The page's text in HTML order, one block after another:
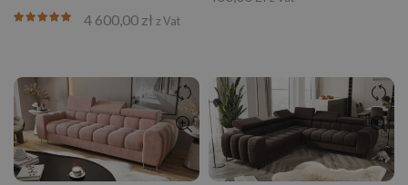
4 600,00 zł z Vat